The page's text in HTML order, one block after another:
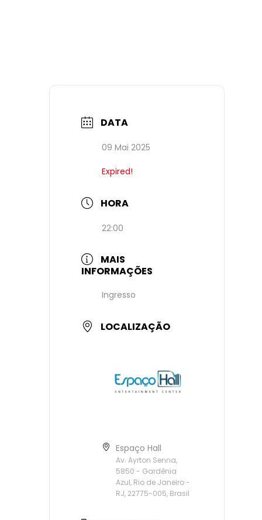
DATA
09 Mai 2025
Expired!
HORA
22:00
MAIS
INFORMAÇÕES
Ingresso
LOCALIZAÇÃO
Espaço Hall
Av. Ayrton Senna,
5850 - Gardênia
Azul, Rio de Janeiro -
RJ, 22775-005, Brasil